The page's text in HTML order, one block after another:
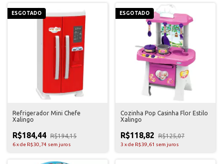
ESGOTADO
Refrigerador Mini Chefe
Xalingo
R$184,44 R$194,15
6xde R$30,74 sem juros
ESGOTADO
Cozinha Pop Casinha Flor Estilo
Xalingo
R$118,82 R$125,07
3 xde R$39,61 sem juros